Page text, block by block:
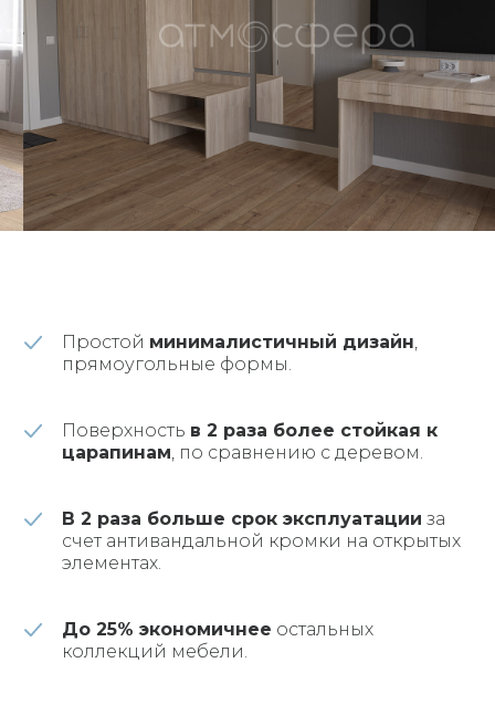
Простой минималистичный дизайн,
прямоугольные формы.
Поверхность в 2 раза более стойкая к
царапинам, по сравнению с деревом.
В 2 раза больше срок эксплуатации за
счет антивандальной кромки на открытых
элементах.
До 25% экономичнее остальных
коллекций мебели.